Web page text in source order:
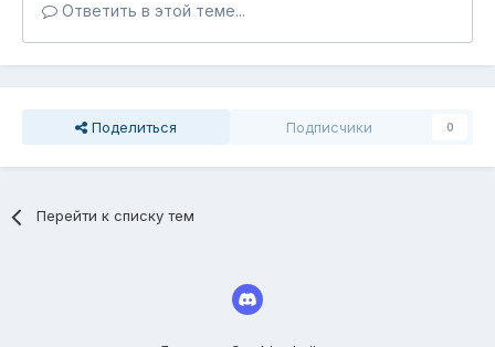
Ответить в этой теме...
Поделиться Подписчики 0
Перейти к списку тем